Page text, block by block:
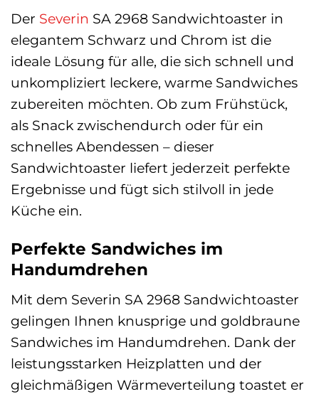
Der Severin SA 2968 Sandwichtoaster in
elegantem Schwarz und Chrom ist die
ideale Lösung für alle, die sich schnell und
unkompliziert leckere, warme Sandwiches
zubereiten möchten. Ob zum Frühstück,
als Snack zwischendurch oder für ein
schnelles Abendessen – dieser
Sandwichtoaster liefert jederzeit perfekte
Ergebnisse und fügt sich stilvoll in jede
Küche ein.
Perfekte Sandwiches im
Handumdrehen
Mit dem Severin SA 2968 Sandwichtoaster
gelingen Ihnen knusprige und goldbraune
Sandwiches im Handumdrehen. Dank der
leistungsstarken Heizplatten und der
gleichmäßigen Wärmeverteilung toastet er